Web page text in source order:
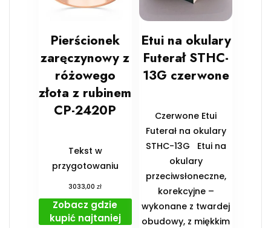
Pierścionek
zaręczynowy z
różowego
złota z rubinem
CP-2420P
Tekst w
przygotowaniu
3033,00zł
Zobacz gdzie
kupić najtaniej
Etui na okulary
Futerał STHC-
13G czerwone
Czerwone Etui
Futerał na okulary
STHC-13G Etui na
okulary
przeciwsłoneczne,
korekcyjne –
wykonane z twardej
obudowy, z miękkim